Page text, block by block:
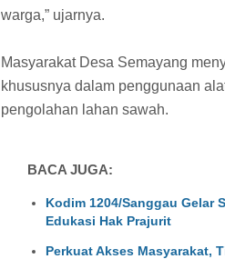
warga,” ujarnya.
Masyarakat Desa Semayang
khususnya dalam penggunaan
pengolahan lahan sawah.
BACA JUGA:
Kodim 1204/Sanggau Gelar
Edukasi Hak Prajurit
Perkuat Akses Masyarakat,